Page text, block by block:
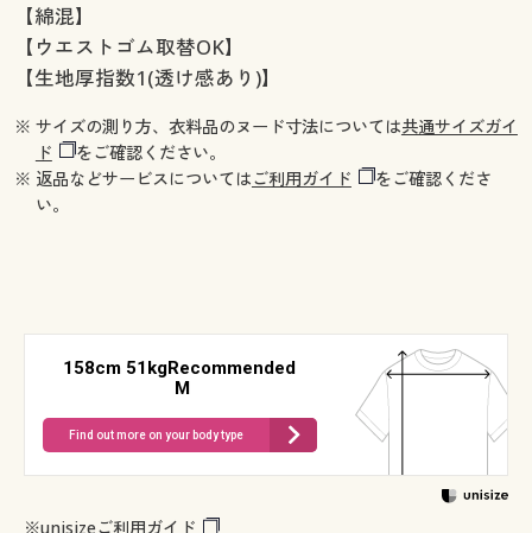
【綿混】
【ウエストゴム取替OK】
【生地厚指数1(透け感あり)】
※ サイズの測り方、衣料品のヌード寸法については共通サイズガイ
ド
をご確認ください。
※ 返品などサービスについてはご利用ガイド
をご確認くださ
い。
158cm 51kgRecommended
M
Find out more on your body type
※unisizeご利用ガイド